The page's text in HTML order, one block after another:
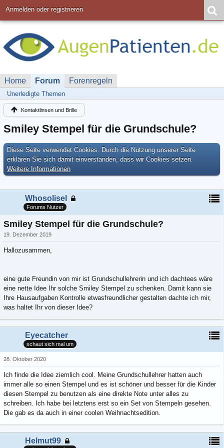
Anmelden oder registrieren
Home Forum Forenregeln
Unerledigte Themen
Kontaktlinsen und Brille
Smiley Stempel für die Grundschule?
Diese Seite verwendet Cookies. Durch die Nutzung unserer Seite
erklären Sie sich damit einverstanden, dass wir Cookies setzen.
Weitere Informationen
Whosolisel
Forums Nutzer
Smiley Stempel für die Grundschule?
19. Dezember 2019
Hallozusammen,
eine gute Freundin von mir ist Grundschullehrerin und ich dachtees wäre
eine nette Idee Ihr solche Smiley Stempel zu schenken. Damit kann sie
Ihre Hausaufgaben Kontrolle etwasfreundlicher gestalten dachte ich mir,
was haltet Ihr von dieser Idee?
Eyecatcher
schaut sich mal um
28. Oktober 2020
Ich finde die Idee ziemlich cool. Meine Grundschullehrer hatten auch
immer alle so einen Stempel und es ist schöner und besser für die Kinder
diesen Stempel zu benutzen als eine direkte Note unter alles zu
schreiben. Ich habe bei letztens erst so ein Set von Stempeln gesehen.
Die gab es da auch in einer coolen Weihnachtsedition.
Helmut99